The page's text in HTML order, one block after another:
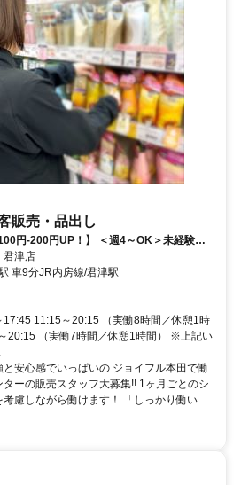
販売・品出し
！】 ＜週4～OK＞未経験歓
君津店
車9分JR内房線/君津駅
11:15～20:15 （実働8時間／休憩1時
20:15 （実働7時間／休憩1時間） ※上記い
安心感でいっぱいの ジョイフル本田で働
ーの販売スタッフ大募集!! 1ヶ月ごとのシ
慮しながら働けます！ 「しっかり働い